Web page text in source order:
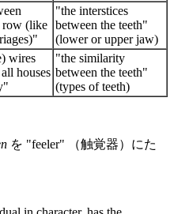
row (like
"the interstices
between the teeth"
(lower or upper jaw)
wires
houses
"the similarity
between the teeth"
(types of teeth)
を "feeler" （触覚器）にた